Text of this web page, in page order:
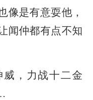
像是有意耍他，
闻仲都有点不知
，力战十二金